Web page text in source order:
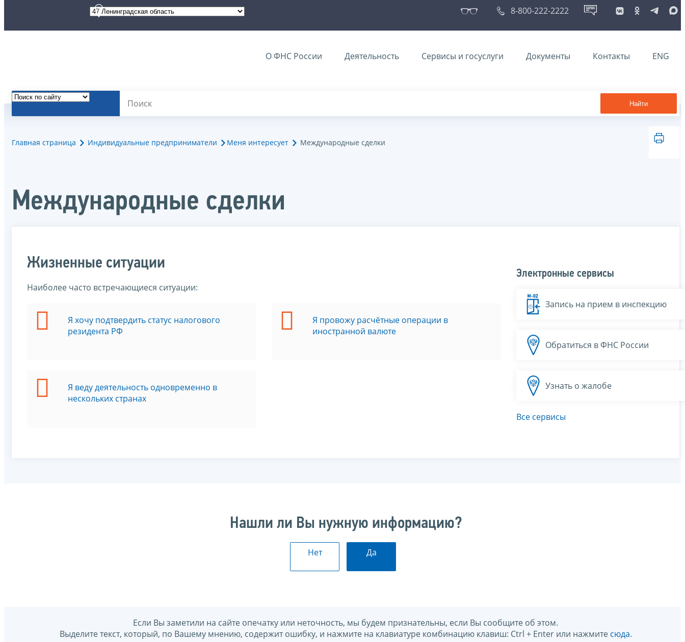
8-800-222-2222
О ФНС России Деятельность Сервисы и госуслуги Документы Контакты ENG
Найти
Главная страница Индивидуальные предприниматели Меня интересует Международные сделки
Международные сделки
Жизненные ситуации
Наиболее часто встречающиеся ситуации:
Я хочу подтвердить статус налогового
резидента РФ
Я веду деятельность одновременно в
нескольких странах
Я провожу расчётные операции в
иностранной валюте
Электронные сервисы
Запись на прием в инспекцию
Обратиться в ФНС России
Узнать о жалобе
Все сервисы
Нашли ли Вы нужную информацию?
Нет Да
Если Вы заметили на сайте опечатку или неточность, мы будем признательны, если Вы сообщите об этом.
Выделите текст, который, по Вашему мнению, содержит ошибку, и нажмите на клавиатуре комбинацию клавиш: Ctrl + Enter или нажмите сюда.